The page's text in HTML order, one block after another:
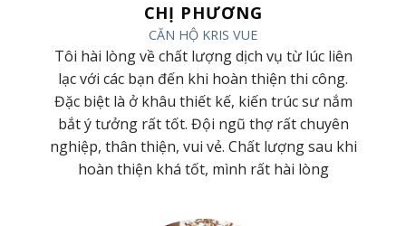
CHỊ PHƯƠNG
CĂN HỘ KRIS VUE
Tôi hài lòng về chất lượng dịch vụ từ lúc liên
lạc với các bạn đến khi hoàn thiện thi công.
Đặc biệt là ở khâu thiết kế, kiến trúc sư nắm
bắt ý tưởng rất tốt. Đội ngũ thợ rất chuyên
nghiệp, thân thiện, vui vẻ. Chất lượng sau khi
hoàn thiện khá tốt, mình rất hài lòng